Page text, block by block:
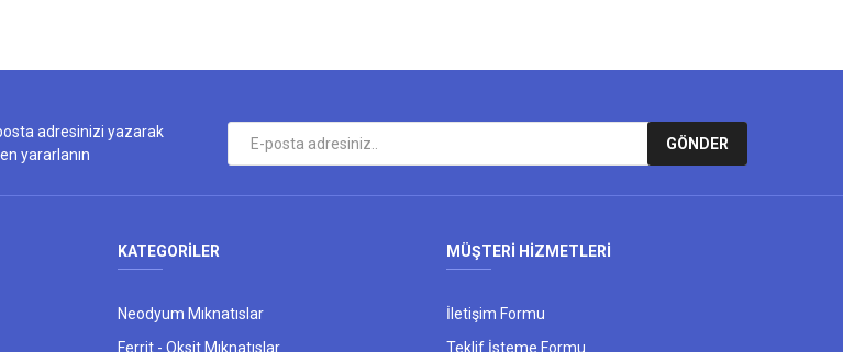
adresinizi yazarak
yararlanın
GÖNDER
KATEGORİLER
Neodyum Mıknatıslar
Ferrit - Oksit Mıknatıslar
MÜŞTERİ HİZMETLERİ
İletişim Formu
Teklif İsteme Formu